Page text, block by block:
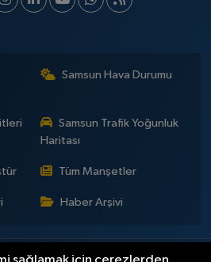
Samsun Hava Durumu
Samsun Trafik Yoğunluk
Haritası
Tüm Manşetler
Haber Arşivi